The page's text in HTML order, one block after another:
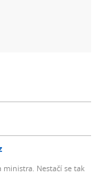
ministra. Nestačí se tak